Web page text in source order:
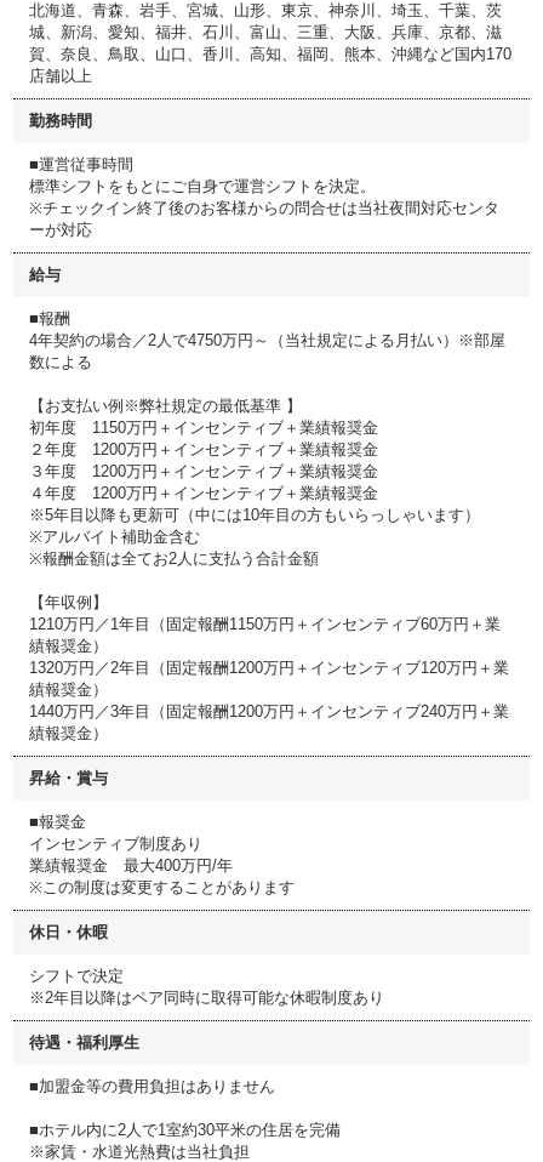
北海道、青森、岩手、宮城、山形、東京、神奈川、埼玉、千葉、茨
城、新潟、愛知、福井、石川、富山、三重、大阪、兵庫、京都、滋
賀、奈良、鳥取、山口、香川、高知、福岡、熊本、沖縄など国内170
店舗以上
勤務時間
■運営従事時間
標準シフトをもとにご自身で運営シフトを決定。
※チェックイン終了後のお客様からの問合せは当社夜間対応センタ
ーが対応
給与
■報酬
4年契約の場合／2人で4750万円～（当社規定による月払い）※部屋
数による
【お支払い例※弊社規定の最低基準 】
初年度 1150万円＋インセンティブ＋業績報奨金
２年度 1200万円＋インセンティブ＋業績報奨金
３年度 1200万円＋インセンティブ＋業績報奨金
４年度 1200万円＋インセンティブ＋業績報奨金
※5年目以降も更新可（中には10年目の方もいらっしゃいます）
※アルバイト補助金含む
※報酬金額は全てお2人に支払う合計金額
【年収例】
1210万円／1年目（固定報酬1150万円＋インセンティブ60万円＋業
績報奨金）
1320万円／2年目（固定報酬1200万円＋インセンティブ120万円＋業
績報奨金）
1440万円／3年目（固定報酬1200万円＋インセンティブ240万円＋業
績報奨金）
昇給・賞与
■報奨金
インセンティブ制度あり
業績報奨金 最大400万円/年
※この制度は変更することがあります
休日・休暇
シフトで決定
※2年目以降はペア同時に取得可能な休暇制度あり
待遇・福利厚生
■加盟金等の費用負担はありません
■ホテル内に2人で1室約30平米の住居を完備
※家賃・水道光熱費は当社負担